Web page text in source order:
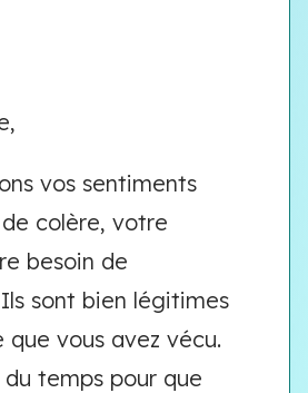
vos sentiments
colère, votre
besoin de
sont bien légitimes
vous avez vécu.
du temps pour que